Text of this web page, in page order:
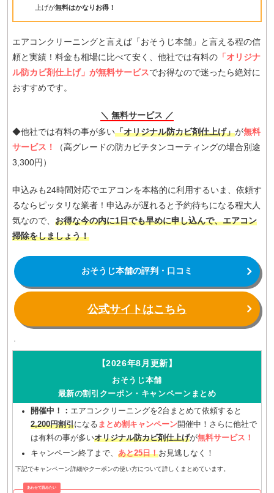
上げが無料はかなりお得！
エアコンクリーニングと言えば「おそうじ本舗」と言える程の信
頼と実績！料金も相場に比べて安く、他社では有料の 「オリジナ
ル防カビ剤仕上げ」が無料サービスでお得なので迷ったら絶対に
おすすめです。
＼ 無料サービス ／
◆他社では有料の事が多い「オリジナル防カビ剤仕上げ」が無料
サービス！
（高グレードの防カビチタンコーティングの場合別途
3,300円）
申込みも24時間対応でエアコンを本格的に利用するいま、依頼す
るならピッタリな業者！申込みが遅れると予約待ちになる程大人
気なので、 お得な今の内に1日でも早めに申し込んで、エアコン
掃除をしましょう！
おそうじ本舗の評判・口コミ
公式サイトはこちら
【2026年8月更新】
おそうじ本舗
最新の割引クーポン・キャンペーンまとめ
開催中！： エアコンクリーニングを2台まとめて依頼すると
2,200円割引になる まとめ割キャンペーン開催中！さらに他社で
は有料の事が多いオリジナル防カビ剤仕上げが無料サービス！
キャンペーン終了まで、 あと25日！お見逃しなく！
下記でキャンペーン詳細やクーポンの使い方について詳しくまとめています。